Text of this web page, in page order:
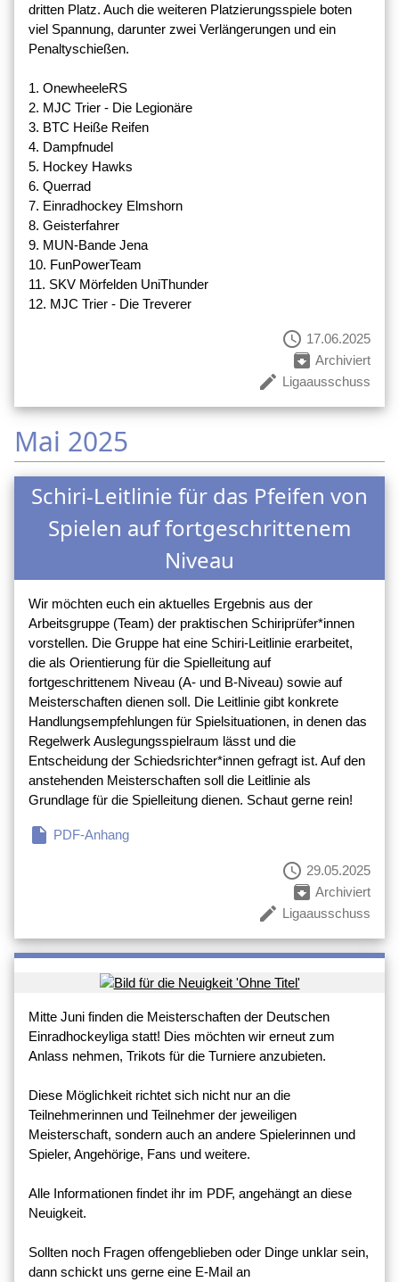
dritten Platz. Auch die weiteren Platzierungsspiele boten
viel Spannung, darunter zwei Verlängerungen und ein
Penaltyschießen.
1. OnewheeleRS
2. MJC Trier - Die Legionäre
3. BTC Heiße Reifen
4. Dampfnudel
5. Hockey Hawks
6. Querrad
7. Einradhockey Elmshorn
8. Geisterfahrer
9. MUN-Bande Jena
10. FunPowerTeam
11. SKV Mörfelden UniThunder
12. MJC Trier - Die Treverer
schedule 17.06.2025
archive Archiviert
create Ligaausschuss
Mai 2025
Schiri-Leitlinie für das Pfeifen von
Spielen auf fortgeschrittenem
Niveau
Wir möchten euch ein aktuelles Ergebnis aus der
Arbeitsgruppe (Team) der praktischen Schiriprüfer*innen
vorstellen. Die Gruppe hat eine Schiri-Leitlinie erarbeitet,
die als Orientierung für die Spielleitung auf
fortgeschrittenem Niveau (A- und B-Niveau) sowie auf
Meisterschaften dienen soll. Die Leitlinie gibt konkrete
Handlungsempfehlungen für Spielsituationen, in denen das
Regelwerk Auslegungsspielraum lässt und die
Entscheidung der Schiedsrichter*innen gefragt ist. Auf den
anstehenden Meisterschaften soll die Leitlinie als
Grundlage für die Spielleitung dienen. Schaut gerne rein!
insert_drive_file PDF-Anhang
schedule 29.05.2025
archive Archiviert
create Ligaausschuss
Mitte Juni finden die Meisterschaften der Deutschen
Einradhockeyliga statt! Dies möchten wir erneut zum
Anlass nehmen, Trikots für die Turniere anzubieten.
Diese Möglichkeit richtet sich nicht nur an die
Teilnehmerinnen und Teilnehmer der jeweiligen
Meisterschaft, sondern auch an andere Spielerinnen und
Spieler, Angehörige, Fans und weitere.
Alle Informationen findet ihr im PDF, angehängt an diese
Neuigkeit.
Sollten noch Fragen offengeblieben oder Dinge unklar sein,
dann schickt uns gerne eine E-Mail an